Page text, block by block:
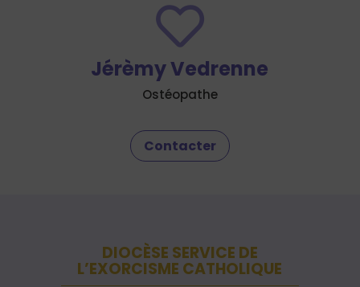

Jérèmy Vedrenne
Ostéopathe
Contacter
DIOCÈSE SERVICE DE
L’EXORCISME CATHOLIQUE